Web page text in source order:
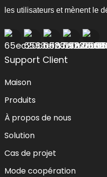
les utilisateurs et mènent le
Support Client
Maison
Produits
À propos de nous
Solution
Cas de projet
Mode coopération